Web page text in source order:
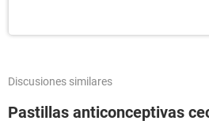
Discusiones similares
Pastillas anticonceptivas